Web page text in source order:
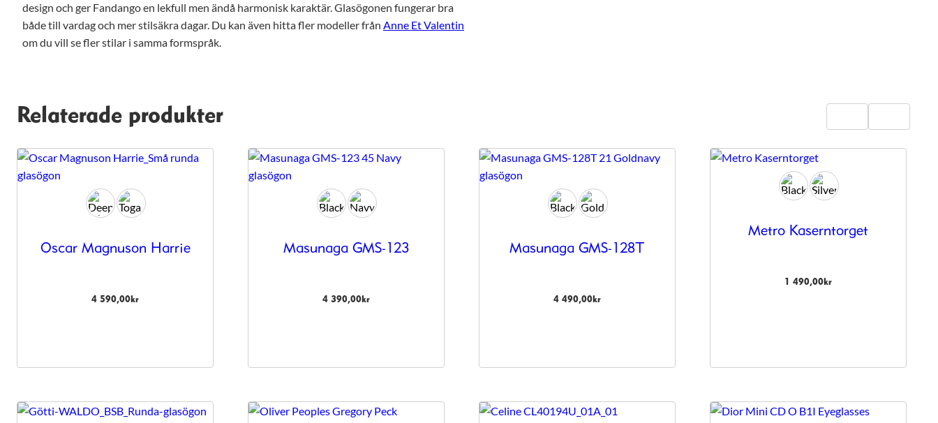
design och ger Fandango en lekfull men ändå harmonisk karaktär. Glasögonen fungerar bra
både till vardag och mer stilsäkra dagar. Du kan även hitta fler modeller från Anne Et Valentin
om du vill se fler stilar i samma formspråk.
Relaterade produkter
Oscar Magnuson Harrie
4 590,00 kr
Masunaga GMS-123
4 390,00kr
Masunaga GMS-128T
4 490,00kr
Metro Kaserntorget
1 490,00kr
För att vår
hemsida ska
prestera så
bra som
kakorna
kommer viss
att försvinna
från
hemsidan.
Genom att dela
med dig av dina